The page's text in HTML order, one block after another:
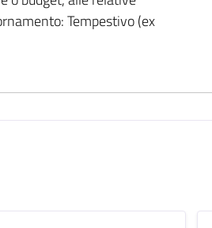
Tempestivo (ex